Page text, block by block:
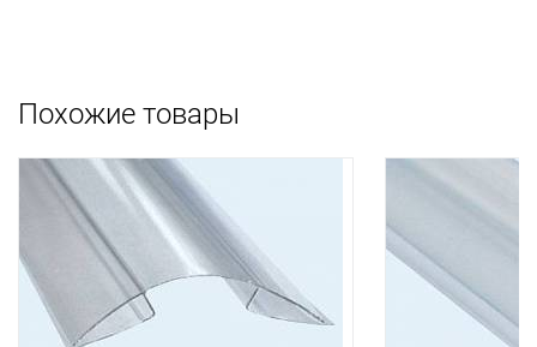
Похожие товары